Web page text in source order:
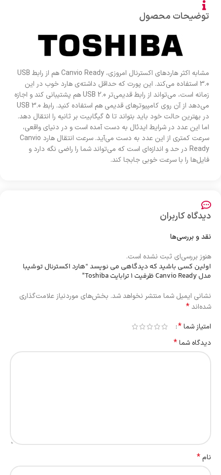
توضیحات محصول
مشابه اکثر هاردهای اکسترنال امروزی، Canvio Ready هم از رابط USB
3.0 استفاده می‌کند. این پورت که حداقل داشته‌ی هارد خوب در این
زمانه است، می‌تواند از رابط قدیمی‌تر USB 2.0 هم پشتیبانی کند و اجازه
می‌دهد از آن روی کامپیوترهای قدیمی هم استفاده کنید. رابط USB 3.0
در بهترین حالت خود باید بتواند تا 5 گیگابیت بر ثانیه را انتقال دهد.
اما این عدد در شرایط ایدئال به دست آمده است و در دنیای واقعی،
سرعت کمتری از این عدد به دست می‌آید. سرعت انتقال هارد Canvio
Ready در حد و اندازه‌ای است که می‌تواند شما را راضی نگه دارد و
فایل‌ها را با سرعت خوبی جابجا کند.
دیدگاه کاربران
نقد و بررسی‌ها
هنوز بررسی‌ای ثبت نشده است.
اولین کسی باشید که دیدگاهی می نویسد “هارد اکسترنال توشیبا
مدل Canvio Ready ظرفیت 1 ترابایت Toshiba”
نشانی ایمیل شما منتشر نخواهد شد. بخش‌های موردنیاز علامت‌گذاری
شده‌اند*
امتیاز شما*
دیدگاه شما*
نام*